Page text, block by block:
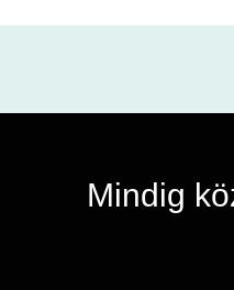
Mindig